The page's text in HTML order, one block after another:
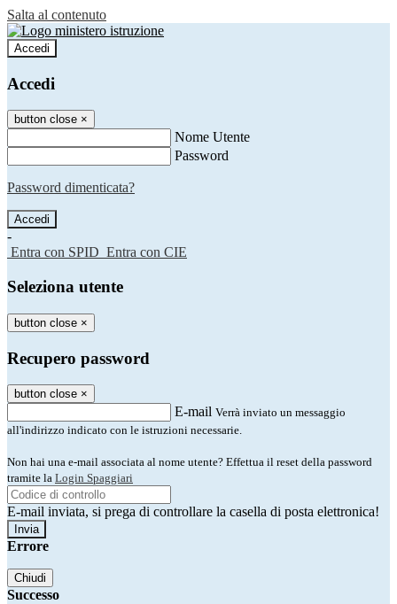
Salta al contenuto
Accedi
Accedi
button close ×
Nome Utente
Password
Password dimenticata?
-
Entra con SPID Entra con CIE
Seleziona utente
button close ×
Recupero password
button close ×
E-mail Verrà inviato un messaggio
all'indirizzo indicato con le istruzioni necessarie.
Non hai una e-mail associata al nome utente? Effettua il reset della password
tramite la Login Spaggiari
E-mail inviata, si prega di controllare la casella di posta elettronica!
Errore
Chiudi
Successo